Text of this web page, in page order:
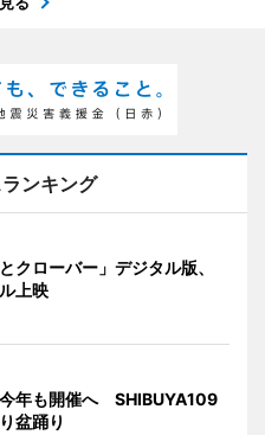
ンキング
クローバー」デジタル版、
上映
今年も開催へ SHIBUYA109
盆踊り